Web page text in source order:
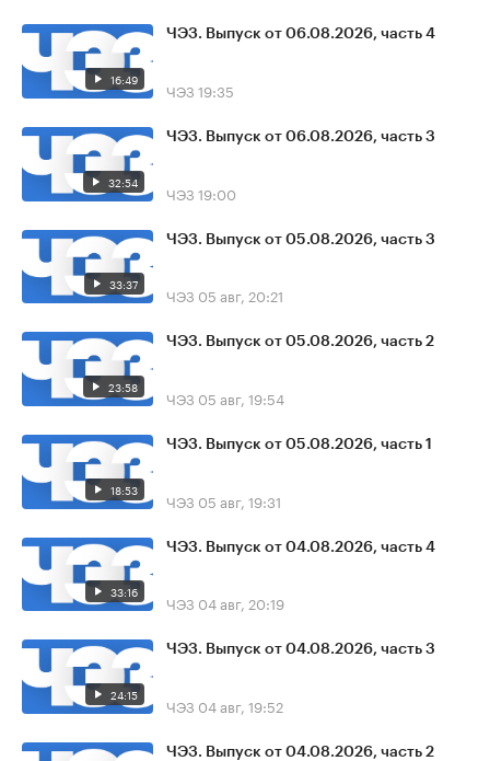
16:49
ЧЭЗ. Выпуск от 06.08.2026, часть 4
ЧЭЗ 19:35
32:54
ЧЭЗ. Выпуск от 06.08.2026, часть 3
ЧЭЗ 19:00
33:37
ЧЭЗ. Выпуск от 05.08.2026, часть 3
ЧЭЗ 05 авг, 20:21
23:58
ЧЭЗ. Выпуск от 05.08.2026, часть 2
ЧЭЗ 05 авг, 19:54
18:53
ЧЭЗ. Выпуск от 05.08.2026, часть 1
ЧЭЗ 05 авг, 19:31
33:16
ЧЭЗ. Выпуск от 04.08.2026, часть 4
ЧЭЗ 04 авг, 20:19
24:15
ЧЭЗ. Выпуск от 04.08.2026, часть 3
ЧЭЗ 04 авг, 19:52
ЧЭЗ. Выпуск от 04.08.2026, часть 2